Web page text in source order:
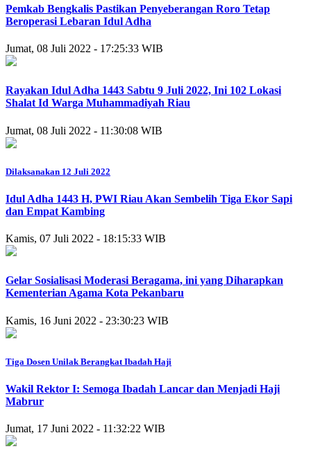
Pemkab Bengkalis Pastikan Penyeberangan Roro Tetap
Beroperasi Lebaran Idul Adha
Jumat, 08 Juli 2022 - 17:25:33 WIB
Rayakan Idul Adha 1443 Sabtu 9 Juli 2022, Ini 102 Lokasi
Shalat Id Warga Muhammadiyah Riau
Jumat, 08 Juli 2022 - 11:30:08 WIB
Dilaksanakan 12 Juli 2022
Idul Adha 1443 H, PWI Riau Akan Sembelih Tiga Ekor Sapi
dan Empat Kambing
Kamis, 07 Juli 2022 - 18:15:33 WIB
Gelar Sosialisasi Moderasi Beragama, ini yang Diharapkan
Kementerian Agama Kota Pekanbaru
Kamis, 16 Juni 2022 - 23:30:23 WIB
Tiga Dosen Unilak Berangkat Ibadah Haji
Wakil Rektor I: Semoga Ibadah Lancar dan Menjadi Haji
Mabrur
Jumat, 17 Juni 2022 - 11:32:22 WIB